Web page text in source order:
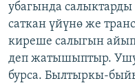
убагында
саткан үйүнө же
киреше салыгын
деп жатышыптыр.
бурса. Былтыркы-